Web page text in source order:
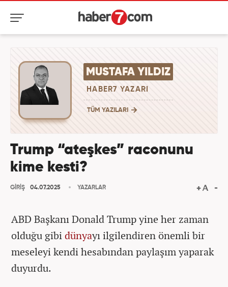
MUSTAFA YILDIZ
HABER7 YAZARI
TÜM YAZILARI
Trump “ateşkes” raconunu
kime kesti?
GİRİŞ 04.07.2025 YAZARLAR
ABD Başkanı Donald Trump yine her zaman
olduğu gibidünyayı ilgilendiren önemli bir
meseleyi kendi hesabından paylaşım yaparak
duyurdu.